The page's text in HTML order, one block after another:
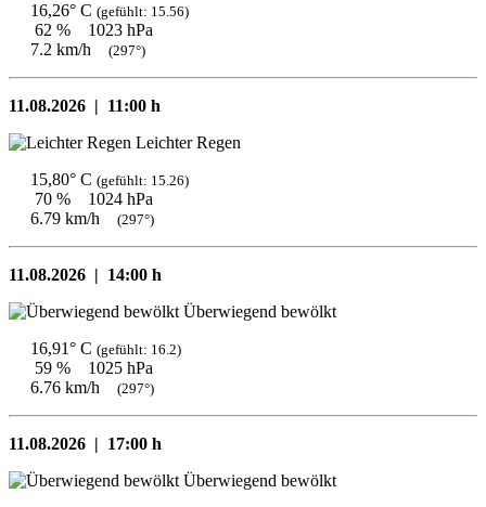
16,26° C (gefühlt: 15.56)
62 %
1023 hPa
7.2 km/h
(297°)
11.08.2026 | 11:00 h
Leichter Regen
15,80° C (gefühlt: 15.26)
70 %
1024 hPa
6.79 km/h
(297°)
11.08.2026 | 14:00 h
Überwiegend bewölkt
16,91° C (gefühlt: 16.2)
59 %
1025 hPa
6.76 km/h
(297°)
11.08.2026 | 17:00 h
Überwiegend bewölkt